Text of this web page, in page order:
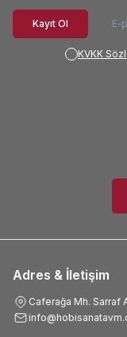
Kayıt Ol
KVKK
Adres & İletişim
Caferağa Mh. Sarraf